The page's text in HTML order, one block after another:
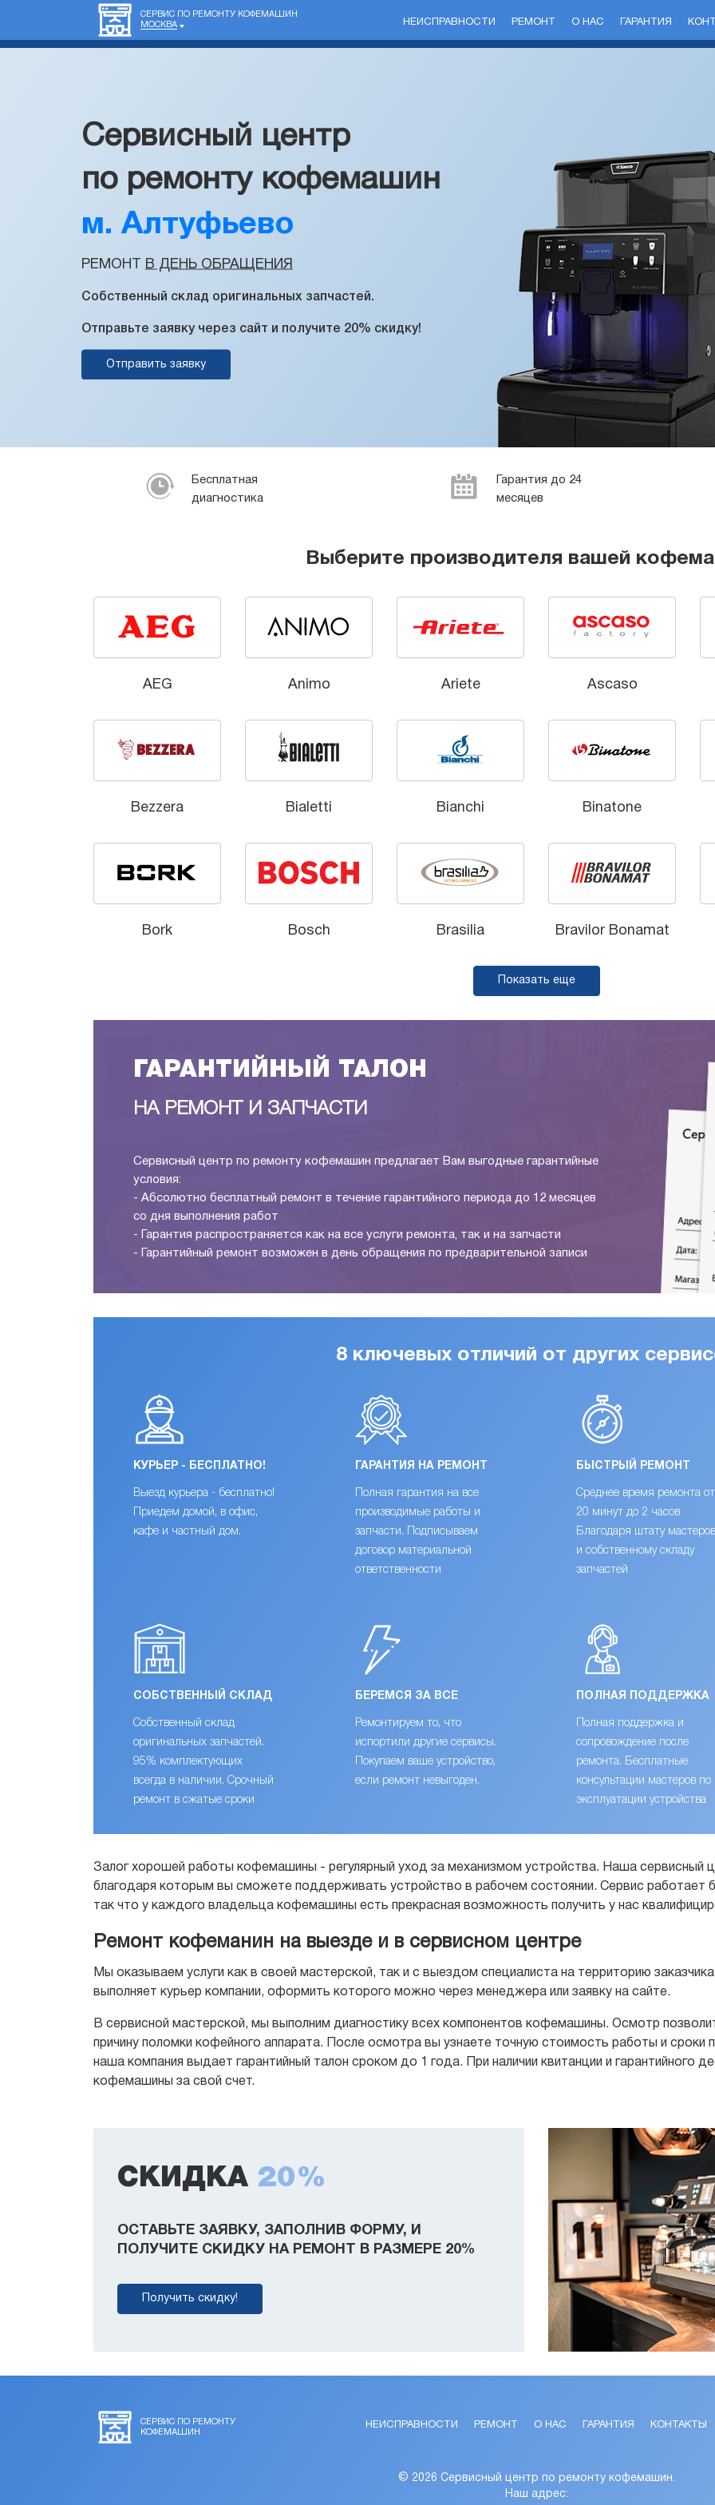
СЕРВИС ПО РЕМОНТУ КОФЕМАШИН
МОСКВА
НЕИСПРАВНОСТИ РЕМОНТ О НАС ГАРАНТИЯ
Сервисный центр
по ремонту кофемашин
м. Алтуфьево
РЕМОНТ В ДЕНЬ ОБРАЩЕНИЯ
Собственный склад оригинальных запчастей.
Отправьте заявку через сайт и получите 20% скидку!
Отправить заявку
Бесплатная
диагностика
Гарантия до 24
месяцев
Выберите производителя вашей
AEG Animo Ariete Ascaso
Bezzera Bialetti Bianchi Binatone
Bork Bosch Brasilia Bravilor Bonamat
Показать еще
ГАРАНТИЙНЫЙ ТАЛОН
НА РЕМОНТ И ЗАПЧАСТИ
Сервисный центр по ремонту кофемашин предлагает Вам выгодные гарантийные
условия:
- Абсолютно бесплатный ремонт в течение гарантийного периода до 12 месяцев
со дня выполнения работ
- Гарантия распространяется как на все услуги ремонта, так и на запчасти
- Гарантийный ремонт возможен в день обращения по предварительной записи
8 ключевых отличий от других
КУРЬЕР - БЕСПЛАТНО!
Выезд курьера - бесплатно!
Приедем домой, в офис,
кафе и частный дом.
ГАРАНТИЯ НА РЕМОНТ
Полная гарантия на все
производимые работы и
запчасти. Подписываем
договор материальной
ответственности
БЫСТРЫЙ РЕМОНТ
Среднее время ремонта от
20 минут до 2 часов
Благодаря штату мастеров
и собственному складу
запчастей
СОБСТВЕННЫЙ СКЛАД
Собственный склад
оригинальных запчастей.
95% комплектующих
всегда в наличии. Срочный
ремонт в сжатые сроки
БЕРЕМСЯ ЗА ВСЕ
Ремонтируем то, что
испортили другие сервисы.
Покупаем ваше устройство,
если ремонт невыгоден.
ПОЛНАЯ ПОДДЕРЖКА
Полная поддержка и
сопровождение после
ремонта. Бесплатные
консультации мастеров по
эксплуатации устройства
Залог хорошей работы кофемашины - регулярный уход за механизмом устройства. Наша сервисный
благодаря которым вы сможете поддерживать устройство в рабочем состоянии. Сервис работает
так что у каждого владельца кофемашины есть прекрасная возможность получить у нас
Ремонт кофеманин на выезде и в сервисном центре
Мы оказываем услуги как в своей мастерской, так и с выездом специалиста на территорию
выполняет курьер компании, оформить которого можно через менеджера или заявку на сайте.
В сервисной мастерской, мы выполним диагностику всех компонентов кофемашины. Осмотр
причину поломки кофейного аппарата. После осмотра вы узнаете точную стоимость работы и сроки
наша компания выдает гарантийный талон сроком до 1 года. При наличии квитанции и гарантийного
кофемашины за свой счет.
СКИДКА 20%
ОСТАВЬТЕ ЗАЯВКУ, ЗАПОЛНИВ ФОРМУ, И
ПОЛУЧИТЕ СКИДКУ НА РЕМОНТ В РАЗМЕРЕ 20%
Получить скидку!
СЕРВИС ПО РЕМОНТУ
КОФЕМАШИН
НЕИСПРАВНОСТИ РЕМОНТ О НАС ГАРАНТИЯ КОНТАКТЫ
© 2026 Сервисный центр по ремонту кофемашин.
Наш адрес: